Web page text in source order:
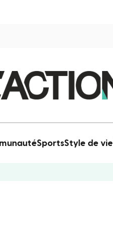
SportsStyle de vie